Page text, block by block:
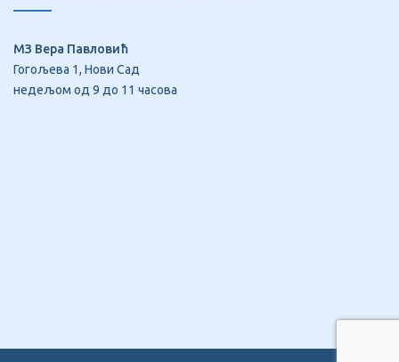
МЗ Вера Павловић
Гогољева 1, Нови Сад
недељом од 9 до 11 часова